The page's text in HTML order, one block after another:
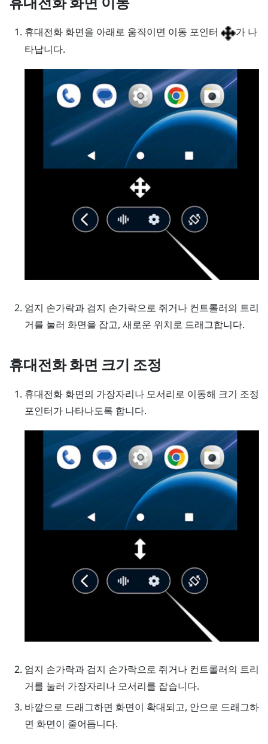
휴대전화 화면을 아래로 움직이면 이동 포인터
가 나
타납니다.
엄지 손가락과 검지 손가락으로 쥐거나 컨트롤러의 트리
거를 눌러 화면을 잡고, 새로운 위치로 드래그합니다.
휴대전화 화면 크기 조정
휴대전화 화면의 가장자리나 모서리로 이동해 크기 조정
포인터가 나타나도록 합니다.
엄지 손가락과 검지 손가락으로 쥐거나 컨트롤러의 트리
거를 눌러 가장자리나 모서리를 잡습니다.
바깥으로 드래그하면 화면이 확대되고, 안으로 드래그하
면 화면이 줄어듭니다.